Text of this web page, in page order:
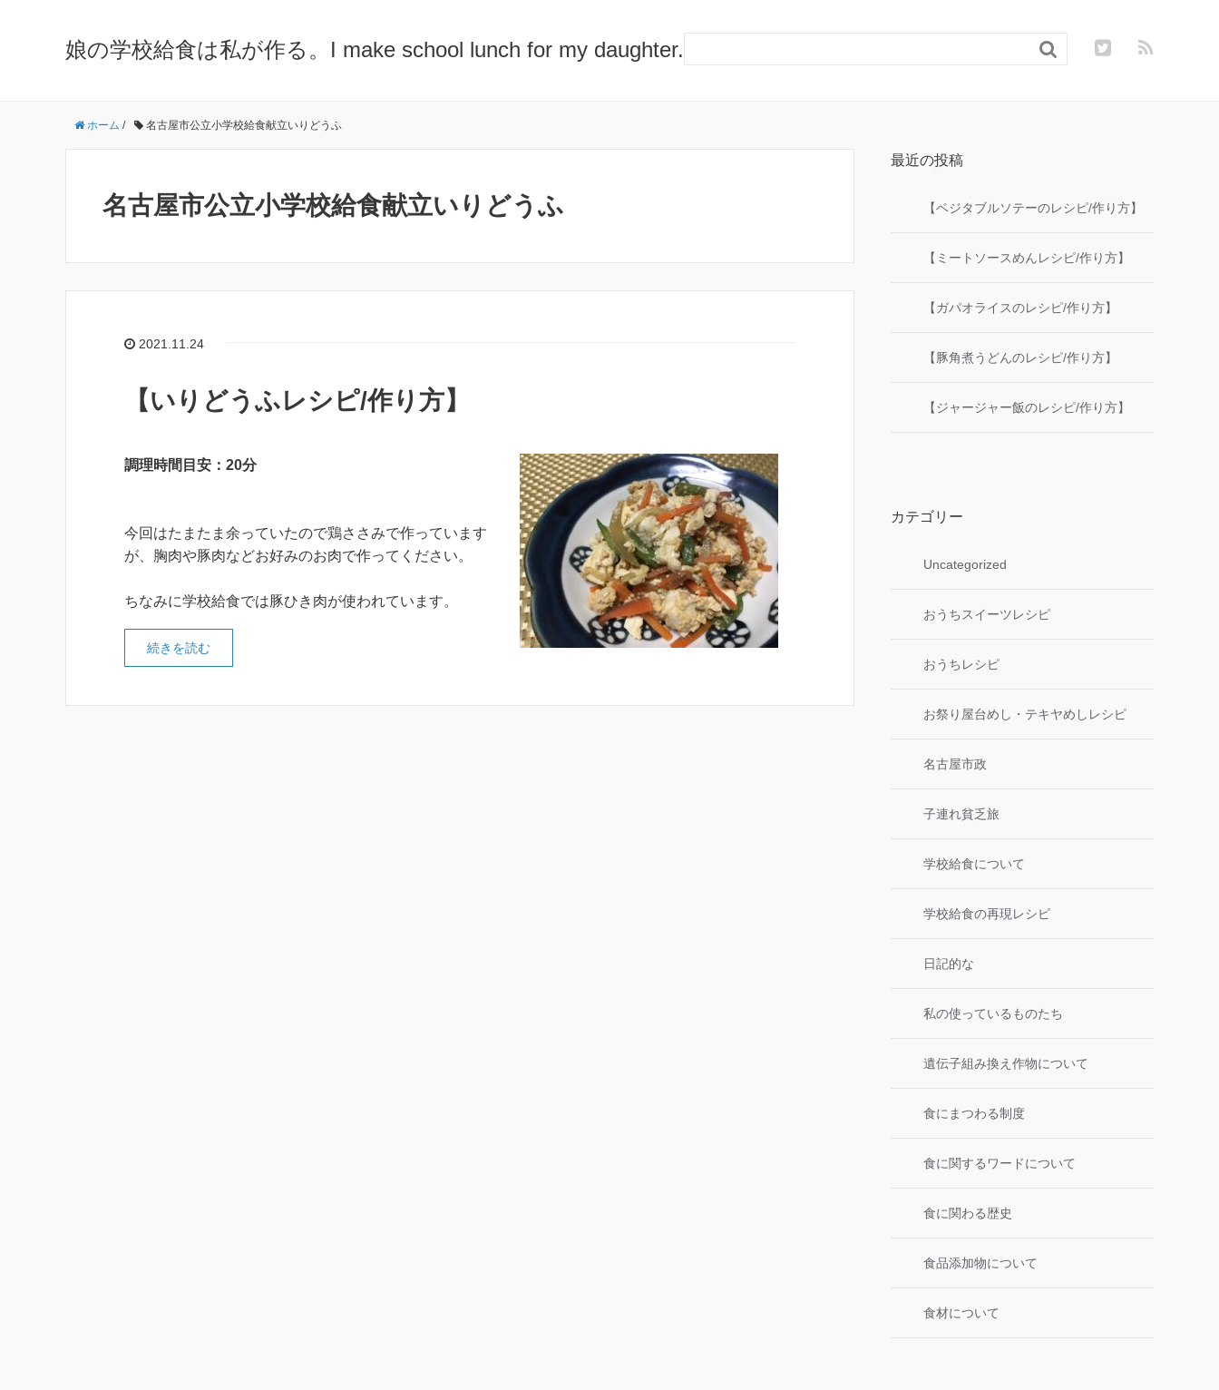
娘の学校給食は私が作る。I make school lunch for my daughter. 
ホーム / 名古屋市公立小学校給食献立いりどうふ
名古屋市公立小学校給食献立いりどうふ
2021.11.24
【いりどうふレシピ/作り方】
調理時間目安：20分
今回はたまたま余っていたので鶏ささみで作っています
が、胸肉や豚肉などお好みのお肉で作ってください。
ちなみに学校給食では豚ひき肉が使われています。
続きを読む
最近の投稿
【ベジタブルソテーのレシピ/作り方】
【ミートソースめんレシピ/作り方】
【ガパオライスのレシピ/作り方】
【豚角煮うどんのレシピ/作り方】
【ジャージャー飯のレシピ/作り方】
カテゴリー
Uncategorized
おうちスイーツレシピ
おうちレシピ
お祭り屋台めし・テキヤめしレシピ
名古屋市政
子連れ貧乏旅
学校給食について
学校給食の再現レシピ
日記的な
私の使っているものたち
遺伝子組み換え作物について
食にまつわる制度
食に関するワードについて
食に関わる歴史
食品添加物について
食材について